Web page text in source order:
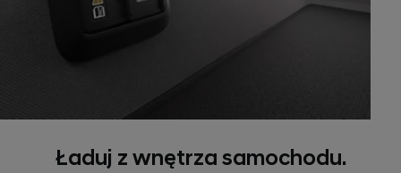
Ładuj z wnętrza samochodu.